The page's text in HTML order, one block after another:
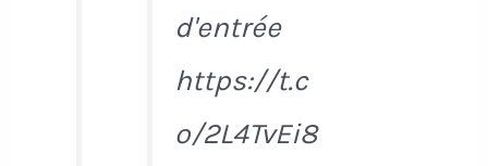
d'entrée
https://t.c
o/2L4TvEi8